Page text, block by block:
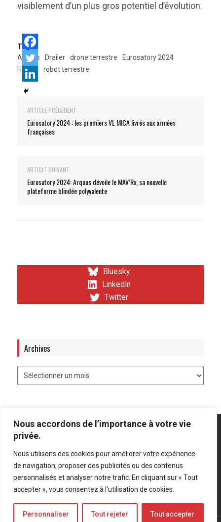
Nous accordons de l’importance à votre vie
privée.
Nous utilisons des cookies pour améliorer votre expérience
de navigation, proposer des publicités ou des contenus
personnalisés et analyser notre trafic. En cliquant sur « Tout
accepter », vous consentez à l’utilisation de cookies.
Personnaliser Tout rejeter Tout accepter
visiblement d’un plus gros potentiel d’évolution.
Tags:
Arquus
Drailer drone terrestre
Eurosatory 2024
Hornet
robot terrestre
ARTICLE PRÉCÉDENT
Eurosatory 2024 : les premiers VL MICA livrés aux armées
françaises
ARTICLE SUIVANT
Eurosatory 2024: Arquus dévoile le MAV’Rx, sa nouvelle
plateforme blindée polyvalente
Bluesky
LinkedIn
Twitter
Archives
Mentions légales Politique de confidentialité
Bluesky
LinkedIn
Twitter